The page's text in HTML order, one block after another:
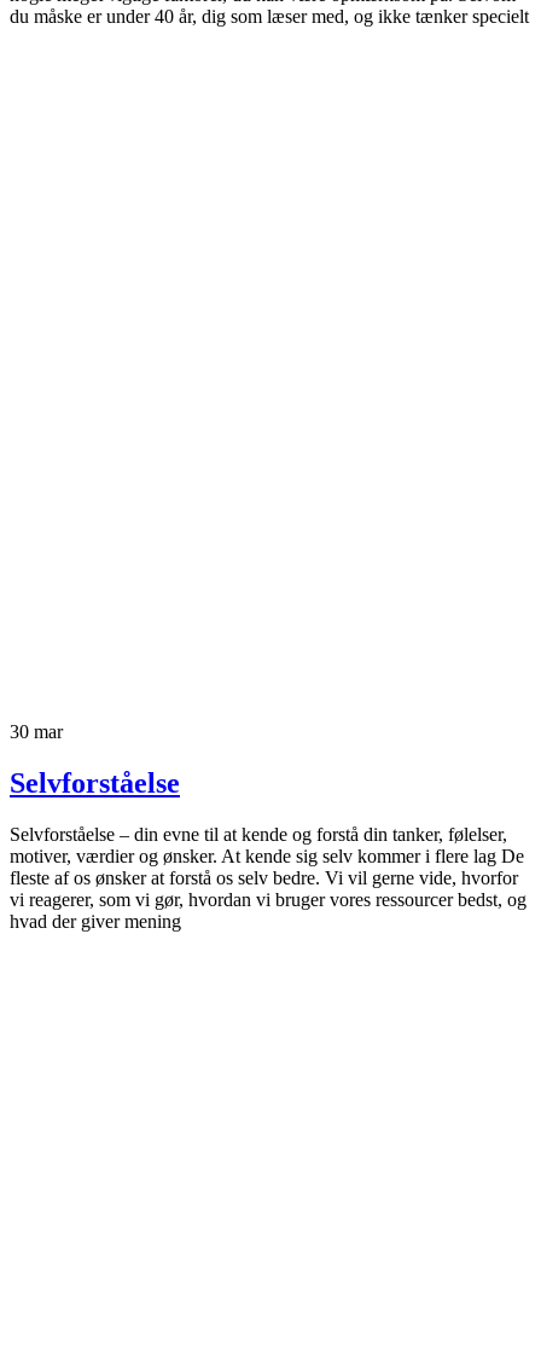
du måske er under 40 år, dig som læser med, og ikke tænker specielt
30 mar
Selvforståelse
Selvforståelse – din evne til at kende og forstå din tanker, følelser,
motiver, værdier og ønsker. At kende sig selv kommer i flere lag De
fleste af os ønsker at forstå os selv bedre. Vi vil gerne vide, hvorfor
vi reagerer, som vi gør, hvordan vi bruger vores ressourcer bedst, og
hvad der giver mening